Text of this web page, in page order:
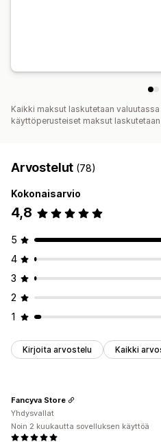
Kaikki maksut laskutetaan
käyttöperusteiset maksut
Arvostelut (78)
Kokonaisarvio
4,8
5
4
3
2
1
Kirjoita arvostelu Kaikki
Fancyva Store
Yhdysvallat
Noin 2 kuukautta sovelluksen käyttöä